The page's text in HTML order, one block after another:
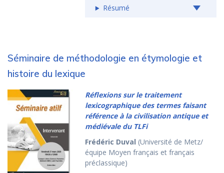
Résumé
Séminaire de méthodologie en étymologie et
histoire du lexique
Réflexions sur le traitement
lexicographique des termes faisant
référence à la civilisation antique et
médiévale du TLFi
Frédéric Duval (Université de Metz/
équipe Moyen français et français
préclassique)